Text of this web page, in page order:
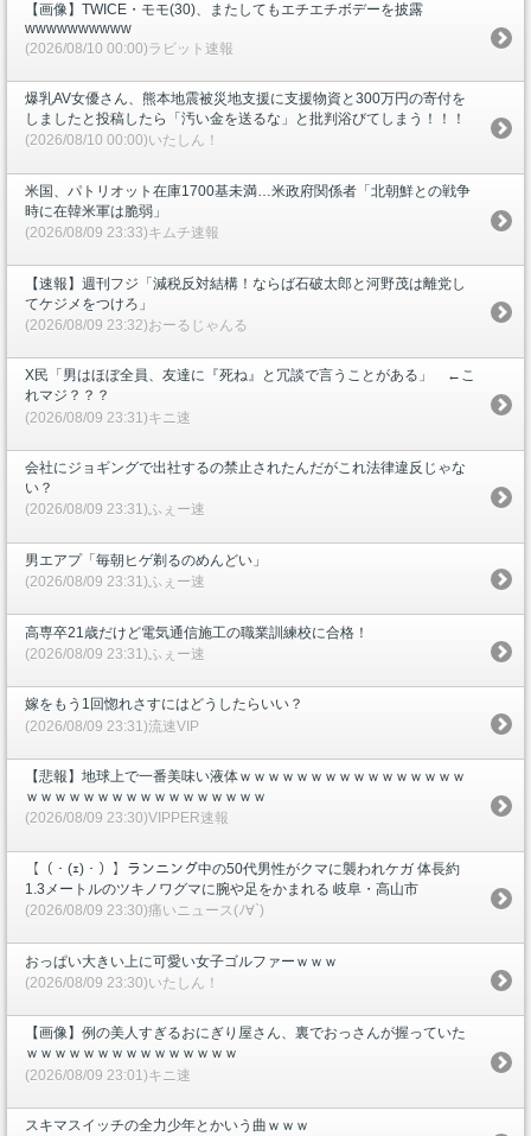
【画像】TWICE・モモ(30)、またしてもエチエチボデーを披露
wwwwwwwwww
(2026/08/10 00:00)ラビット速報
爆乳AV女優さん、熊本地震被災地支援に支援物資と300万円の寄付を
しましたと投稿したら「汚い金を送るな」と批判浴びてしまう！！！
(2026/08/10 00:00)いたしん！
米国、パトリオット在庫1700基未満…米政府関係者「北朝鮮との戦争
時に在韓米軍は脆弱」
(2026/08/09 23:33)キムチ速報
【速報】週刊フジ「減税反対結構！ならば石破太郎と河野茂は離党し
てケジメをつけろ」
(2026/08/09 23:32)おーるじゃんる
X民「男はほぼ全員、友達に『死ね』と冗談で言うことがある」 ←こ
れマジ？？？
(2026/08/09 23:31)キニ速
会社にジョギングで出社するの禁止されたんだがこれ法律違反じゃな
い？
(2026/08/09 23:31)ふぇー速
男エアプ「毎朝ヒゲ剃るのめんどい」
(2026/08/09 23:31)ふぇー速
高専卒21歳だけど電気通信施工の職業訓練校に合格！
(2026/08/09 23:31)ふぇー速
嫁をもう1回惚れさすにはどうしたらいい？
(2026/08/09 23:31)流速VIP
【悲報】地球上で一番美味い液体ｗｗｗｗｗｗｗｗｗｗｗｗｗｗｗｗ
ｗｗｗｗｗｗｗｗｗｗｗｗｗｗｗｗｗ
(2026/08/09 23:30)VIPPER速報
【（・(ｪ)・）】ランニング中の50代男性がクマに襲われケガ 体長約
1.3メートルのツキノワグマに腕や足をかまれる 岐阜・高山市
(2026/08/09 23:30)痛いニュース(ﾉ∀`)
おっぱい大きい上に可愛い女子ゴルファーｗｗｗ
(2026/08/09 23:30)いたしん！
【画像】例の美人すぎるおにぎり屋さん、裏でおっさんが握っていた
ｗｗｗｗｗｗｗｗｗｗｗｗｗｗｗ
(2026/08/09 23:01)キニ速
スキマスイッチの全力少年とかいう曲ｗｗｗ